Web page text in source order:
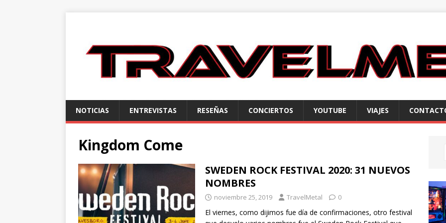
NOTICIAS ENTREVISTAS RESEÑAS CONCIERTOS YOUTUBE VIAJES
Kingdom Come
SWEDEN ROCK FESTIVAL 2020: 31 NUEVOS
NOMBRES
noviembre 25, 2019 TravelMetal 0
El viernes, como dijimos fue día de confirmaciones, otro festival